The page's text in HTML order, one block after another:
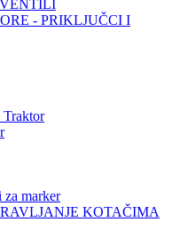
- PRIKLJUČCI I
marker
KOTAČIMA